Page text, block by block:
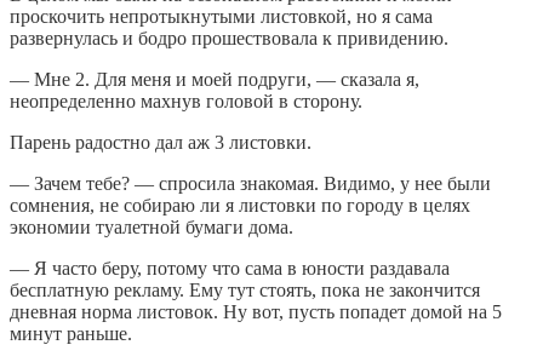
проскочить непротыкнутыми листовкой, но я сама
развернулась и бодро прошествовала к привидению.
— Мне 2. Для меня и моей подруги, — сказала я,
неопределенно махнув головой в сторону.
Парень радостно дал аж 3 листовки.
— Зачем тебе? — спросила знакомая. Видимо, у нее были
сомнения, не собираю ли я листовки по городу в целях
экономии туалетной бумаги дома.
— Я часто беру, потому что сама в юности раздавала
бесплатную рекламу. Ему тут стоять, пока не закончится
дневная норма листовок. Ну вот, пусть попадет домой на 5
минут раньше.